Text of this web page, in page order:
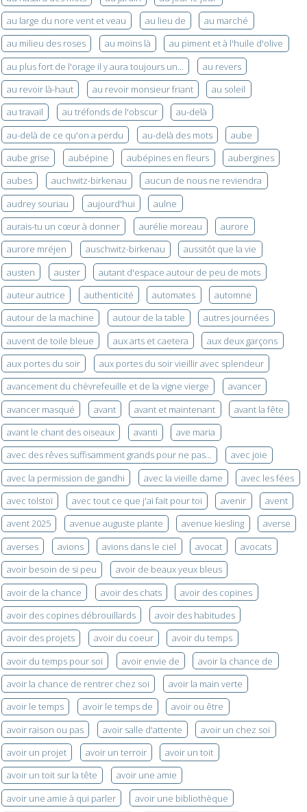
au large du nore vent et veau
au lieu de
au marché
au milieu des roses
au moins là
au piment et à l'huile d'olive
au plus fort de l'orage il y aura toujours un...
au revers
au revoir là-haut
au revoir monsieur friant
au soleil
au travail
au tréfonds de l'obscur
au-delà
au-delà de ce qu'on a perdu
au-delà des mots
aube
aube grise
aubépine aubépines en fleurs
aubergines
aubes
auchwitz-birkenau
aucun de nous ne reviendra
audrey souriau
aujourd'hui
aulne
aurais-tu un cœur à donner
aurélie moreau
aurore
aurore mréjen
auschwitz-birkenau
aussitôt que la vie
austen
auster
autant d'espace autour de peu de mots
auteur autrice
authenticité automates
automne
autour de la machine
autour de la table
autres journées
auvent de toile bleue
aux arts et caetera
aux deux garçons
aux portes du soir
aux portes du soir vieillir avec splendeur
avancement du chèvrefeuille et de la vigne vierge
avancer
avancer masqué
avant avant et maintenant
avant la fête
avant le chant des oiseaux
avanti
ave maria
avec des rêves suffisamment grands pour ne pas...
avec joie
avec la permission de gandhi
avec la vieille dame
avec les fées
avec tolstoï
avec tout ce que j'ai fait pour toi avenir
avent
avent 2025
avenue auguste plante avenue kiesling
averse
averses
avions avions dans le ciel avocat
avocats
avoir besoin de si peu
avoir de beaux yeux bleus
avoir de la chance
avoir des chats
avoir des copines
avoir des copines débrouillards
avoir des habitudes
avoir des projets
avoir du coeur
avoir du temps
avoir du temps pour soi
avoir envie de
avoir la chance de
avoir la chance de rentrer chez soi
avoir la main verte
avoir le temps
avoir le temps de
avoir ou être
avoir raison ou pas
avoir salle d'attente
avoir un chez soi
avoir un projet
avoir un terroir
avoir un toit
avoir un toit sur la tête
avoir une amie
avoir une amie à qui parler
avoir une bibliothèque